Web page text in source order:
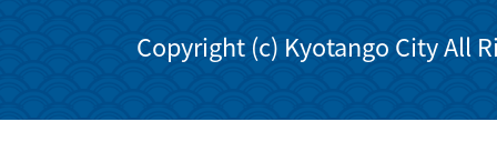
Copyright (c) Kyotango City All